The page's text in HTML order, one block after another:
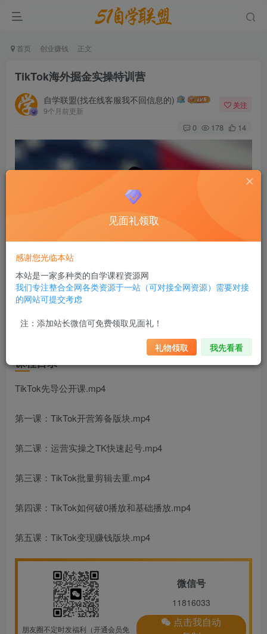
首页 创业赚钱 正文
TikTok海外掘金实操特训营
自学联盟(找在线客服我不回信息的)
9个月前更新
关注
0 178 14
TikTok变现赚钱版块，TikTok海外掘金实操特训营，课程位
课程目录
TikTok先导公开课.mp4
第一课：TikTok开营筹备版块.mp4
第二课：运营实操之TK快速起号.mp4
第三课：TikTok批量剪辑去重.mp4
第四课：TikTok如何破0播放和基础播放.mp4
第五课：TikTok变现赚钱版块.mp4
朋友圈不定时发福利（开通会员免
微信号
11816033
点击我自动
见面礼领取
感谢您光临本站
本站是一家多种类的自学课程资源网
我们专注整合全网各类资源于一站（可对接全网资源）需要对接
的网站可提交考虑
注：添加站长微信可免费领取见面礼！
礼物领取 我先看看